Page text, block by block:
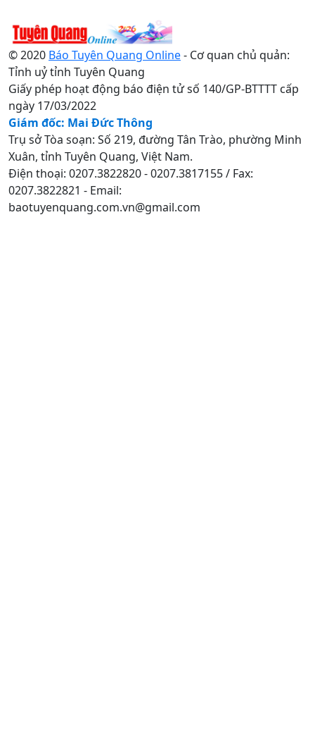
© 2020 Báo Tuyên Quang Online- Cơ quan chủ quản:
Tỉnh uỷ tỉnh Tuyên Quang
Giấy phép hoạt động báo điện tử số 140/GP-BTTTT cấp
ngày 17/03/2022
Giám đốc: Mai Đức Thông
Trụ sở Tòa soạn: Số 219, đường Tân Trào, phường Minh
Xuân, tỉnh Tuyên Quang, Việt Nam.
Điện thoại: 0207.3822820 - 0207.3817155 / Fax:
0207.3822821 - Email:
baotuyenquang.com.vn@gmail.com